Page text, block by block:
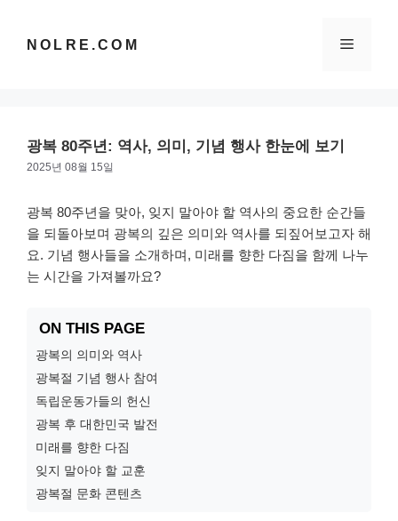
NOLRE.COM 메
광복 80주년: 역사, 의미, 기념 행사 한눈에 보기
2025년 08월 15일
광복 80주년을 맞아, 잊지 말아야 할 역사의 중요한 순간들
을 되돌아보며 광복의 깊은 의미와 역사를 되짚어보고자 해
요. 기념 행사들을 소개하며, 미래를 향한 다짐을 함께 나누
는 시간을 가져볼까요?
ON THIS PAGE
광복의 의미와 역사
광복절 기념 행사 참여
독립운동가들의 헌신
광복 후 대한민국 발전
미래를 향한 다짐
잊지 말아야 할 교훈
광복절 문화 콘텐츠